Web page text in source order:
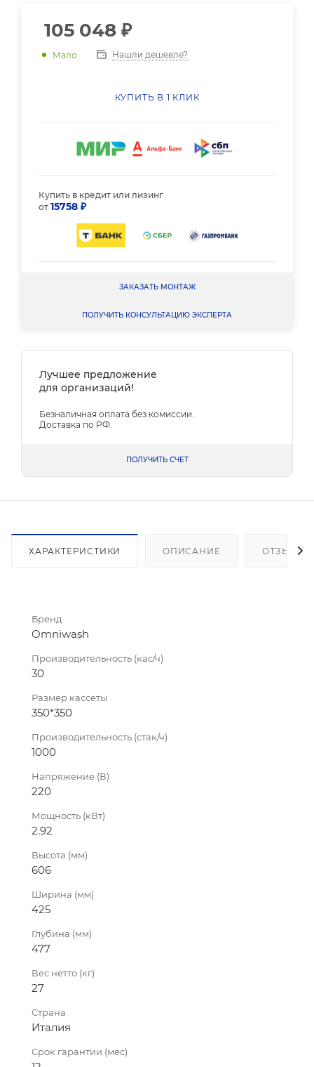
105 048 ₽
Мало Нашли дешевле?
КУПИТЬ В 1 КЛИК
Купить в кредит или лизинг
от 15758 ₽
ЗАКАЗАТЬ МОНТАЖ
ПОЛУЧИТЬ КОНСУЛЬТАЦИЮ ЭКСПЕРТА
Лучшее предложение
для организаций!
Безналичная оплата без комиссии.
Доставка по РФ.
ПОЛУЧИТЬ СЧЕТ
ХАРАКТЕРИСТИКИ ОПИСАНИЕ ОТЗЫВЫ
Бренд
Omniwash
Производительность (кас/ч)
30
Размер кассеты
350*350
Производительность (стак/ч)
1000
Напряжение (В)
220
Мощность (кВт)
2.92
Высота (мм)
606
Ширина (мм)
425
Глубина (мм)
477
Вес нетто (кг)
27
Страна
Италия
Срок гарантии (мес)